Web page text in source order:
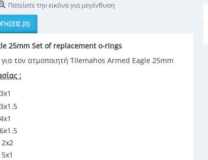
Πατείστε την εικόνα για μεγένθυση
(0)
25mm Set of replacement o-rings
τον ατμοποιητή Tilemahos Armed Eagle 25mm
: